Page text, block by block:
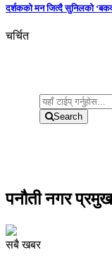
दर्शकको मन जित्दै सुनिलको
चर्चित
Search
पनौती नगर
सबै खबर